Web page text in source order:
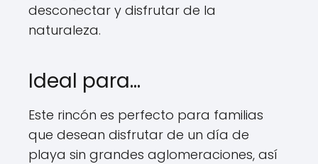
desconectar y disfrutar de la
naturaleza.
Ideal para…
Este rincón es perfecto para familias
que desean disfrutar de un día de
playa sin grandes aglomeraciones, así